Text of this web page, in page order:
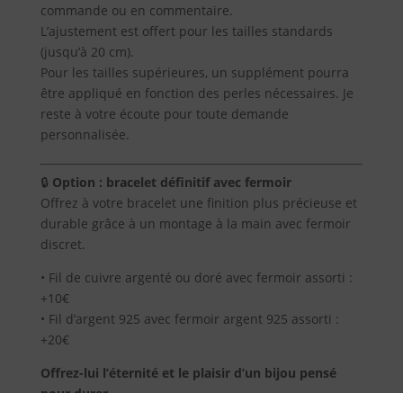
commande ou en commentaire.
L’ajustement est offert pour les tailles standards
(jusqu’à 20 cm).
Pour les tailles supérieures, un supplément pourra
être appliqué en fonction des perles nécessaires. Je
reste à votre écoute pour toute demande
personnalisée.
🔒 Option : bracelet définitif avec fermoir
Offrez à votre bracelet une finition plus précieuse et
durable grâce à un montage à la main avec fermoir
discret.
• Fil de cuivre argenté ou doré avec fermoir assorti :
+10€
• Fil d’argent 925 avec fermoir argent 925 assorti :
+20€
Offrez-lui l’éternité et le plaisir d’un bijou pensé